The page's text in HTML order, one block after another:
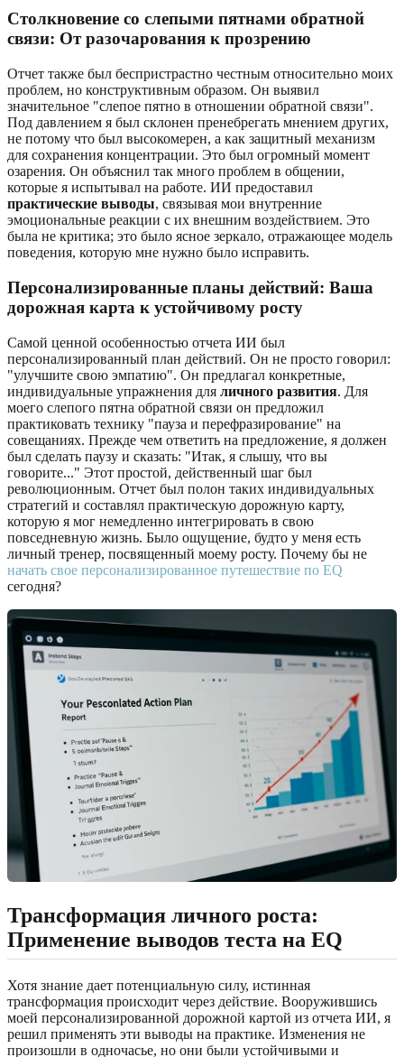
Столкновение со слепыми пятнами обратной
связи: От разочарования к прозрению
Отчет также был беспристрастно честным относительно моих
проблем, но конструктивным образом. Он выявил
значительное "слепое пятно в отношении обратной связи".
Под давлением я был склонен пренебрегать мнением других,
не потому что был высокомерен, а как защитный механизм
для сохранения концентрации. Это был огромный момент
озарения. Он объяснил так много проблем в общении,
которые я испытывал на работе. ИИ предоставил
практические выводы, связывая мои внутренние
эмоциональные реакции с их внешним воздействием. Это
была не критика; это было ясное зеркало, отражающее модель
поведения, которую мне нужно было исправить.
Персонализированные планы действий: Ваша
дорожная карта к устойчивому росту
Самой ценной особенностью отчета ИИ был
персонализированный план действий. Он не просто говорил:
"улучшите свою эмпатию". Он предлагал конкретные,
индивидуальные упражнения для личного развития. Для
моего слепого пятна обратной связи он предложил
практиковать технику "пауза и перефразирование" на
совещаниях. Прежде чем ответить на предложение, я должен
был сделать паузу и сказать: "Итак, я слышу, что вы
говорите..." Этот простой, действенный шаг был
революционным. Отчет был полон таких индивидуальных
стратегий и составлял практическую дорожную карту,
которую я мог немедленно интегрировать в свою
повседневную жизнь. Было ощущение, будто у меня есть
личный тренер, посвященный моему росту. Почему бы не
начать свое персонализированное путешествие по EQ
сегодня?
Трансформация личного роста:
Применение выводов теста на EQ
Хотя знание дает потенциальную силу, истинная
трансформация происходит через действие. Вооружившись
моей персонализированной дорожной картой из отчета ИИ, я
решил применять эти выводы на практике. Изменения не
произошли в одночасье, но они были устойчивыми и